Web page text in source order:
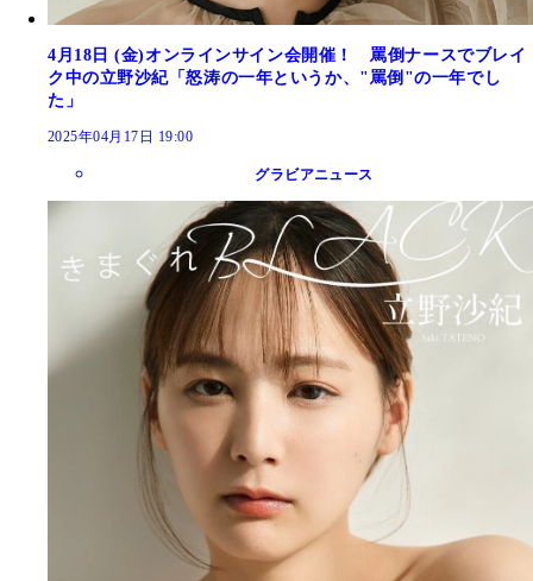
4月18日 (金)オンラインサイン会開催！ 罵倒ナースでブレイ
ク中の立野沙紀「怒涛の一年というか、"罵倒"の一年でし
た」
2025年04月17日 19:00
グラビアニュース